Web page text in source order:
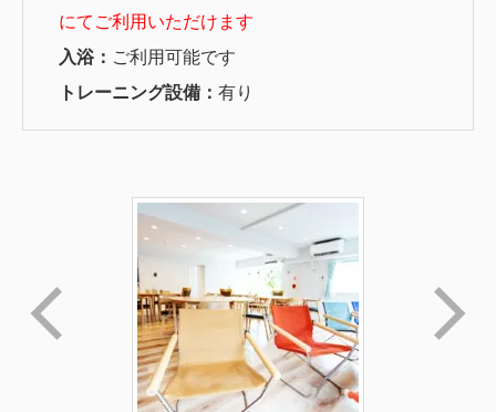
にてご利用いただけます
入浴： ご利用可能です
トレーニング設備： 有り